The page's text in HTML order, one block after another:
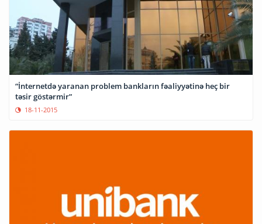
“İnternetdə yaranan problem bankların fəaliyyətinə heç bir
təsir göstərmir”
18-11-2015